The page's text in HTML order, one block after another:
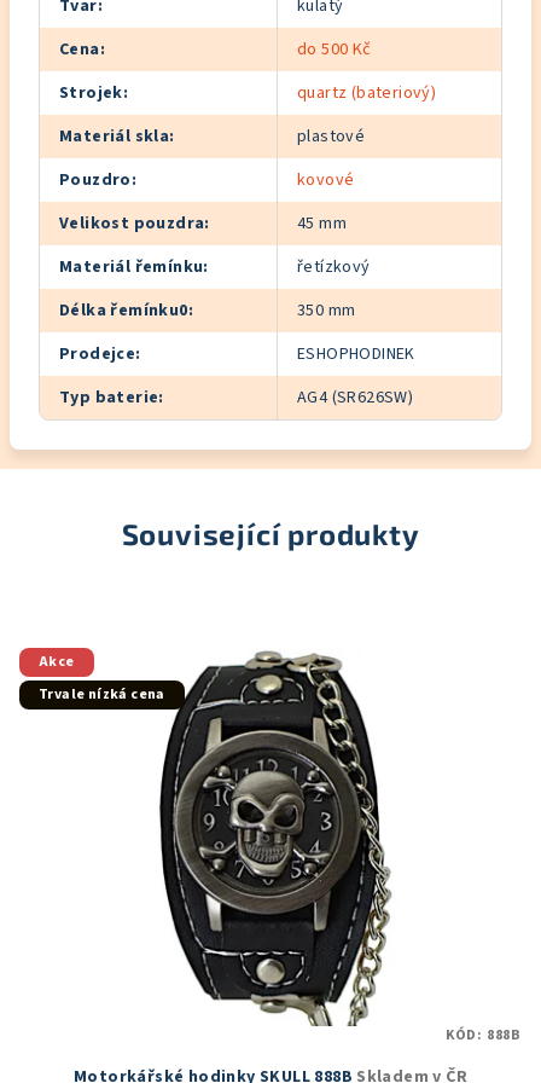
Tvar:
kulatý
Cena:
do 500 Kč
Strojek:
quartz (bateriový)
Materiál skla:
plastové
Pouzdro:
kovové
Velikost pouzdra:
45 mm
Materiál řemínku:
řetízkový
Délka řemínku0:
350 mm
Prodejce:
ESHOPHODINEK
Typ baterie: AG4 (SR626SW)
Související produkty
Akce
Trvale nízká cena
Motorkářské hodinky SKULL 888B Skladem v ČR
KÓD: 888B